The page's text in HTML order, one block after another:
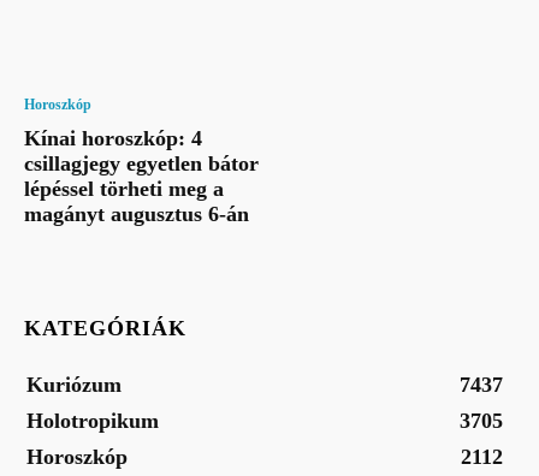
Horoszkóp
Kínai horoszkóp: 4
csillagjegy egyetlen bátor
lépéssel törheti meg a
magányt augusztus 6-án
KATEGÓRIÁK
Kuriózum
7437
Holotropikum
3705
Horoszkóp
2112